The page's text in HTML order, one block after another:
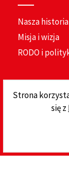
Nasza historia
Misja i wizja
RODO i
Strona
się z